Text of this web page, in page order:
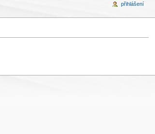
přihlášení